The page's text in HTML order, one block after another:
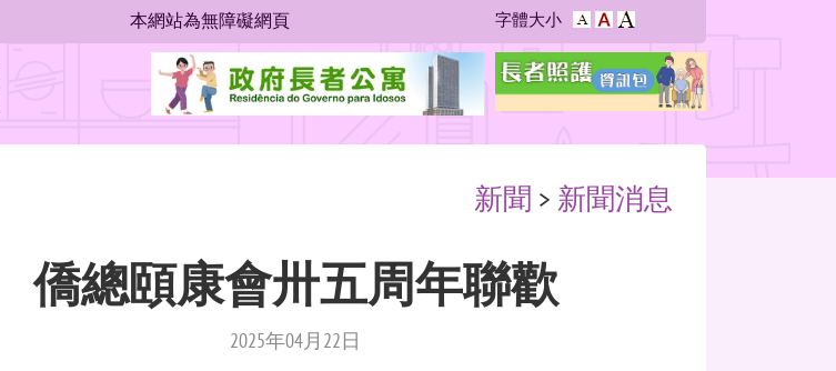
本網站為無障礙網頁 字體大小
型
大
小：
原
型
大
小：
較
型
大
小：
最
新聞 > 新聞消息
僑總頤康會卅五周年聯歡
2025年04月22日